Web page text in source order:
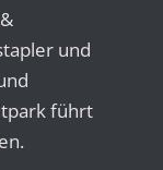
und
führt